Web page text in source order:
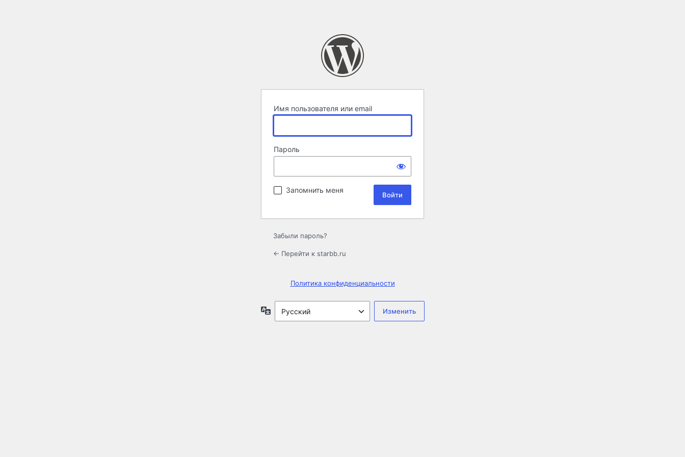
Имя пользователя или email
Пароль
Запомнить меня
Забыли пароль?
← Перейти к starbb.ru
Политика конфиденциальности
Язык